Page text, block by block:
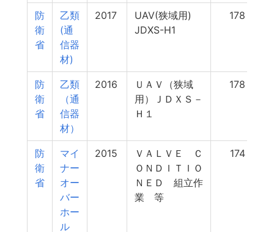
防
衛
省
乙類
(通
信器
材)
2017
UAV(狭域用)
JDXS-H1
178
防
衛
省
乙類
（通
信器
材）
2016
ＵＡＶ（狭域
用）ＪＤＸＳ－
Ｈ１
178
防
衛
省
マイ
ナー
オー
バー
ホー
ル
2015
ＶＡＬＶＥ Ｃ
ＯＮＤＩＴＩＯ
ＮＥＤ 組立作
業 等
174